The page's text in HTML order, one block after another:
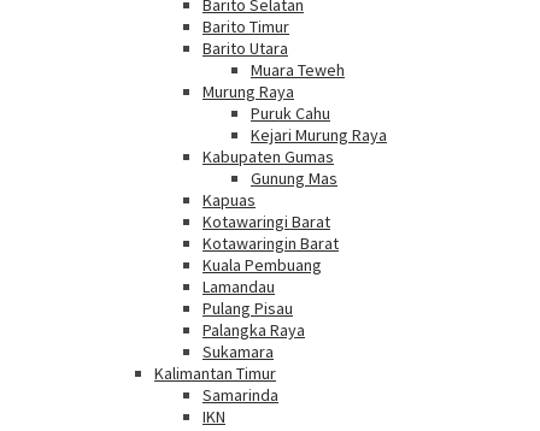
Barito Selatan
Barito Timur
Barito Utara
Muara Teweh
Murung Raya
Puruk Cahu
Kejari Murung Raya
Kabupaten Gumas
Gunung Mas
Kapuas
Kotawaringi Barat
Kotawaringin Barat
Kuala Pembuang
Lamandau
Pulang Pisau
Palangka Raya
Sukamara
Kalimantan Timur
Samarinda
IKN